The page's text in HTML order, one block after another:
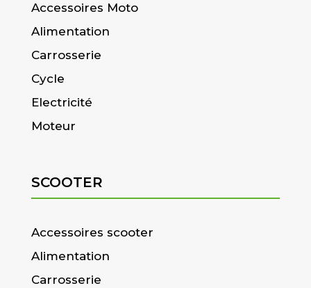
Accessoires Moto
Alimentation
Carrosserie
Cycle
Electricité
Moteur
SCOOTER
Accessoires scooter
Alimentation
Carrosserie